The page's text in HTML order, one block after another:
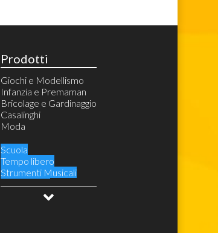
Prodotti
Giochi e Modellismo
Infanzia e Premaman
Bricolage e Gardinaggio
Casalinghi
Moda
Scuola
Tempo libero
Strumenti Musicali
Videogiochi e Console